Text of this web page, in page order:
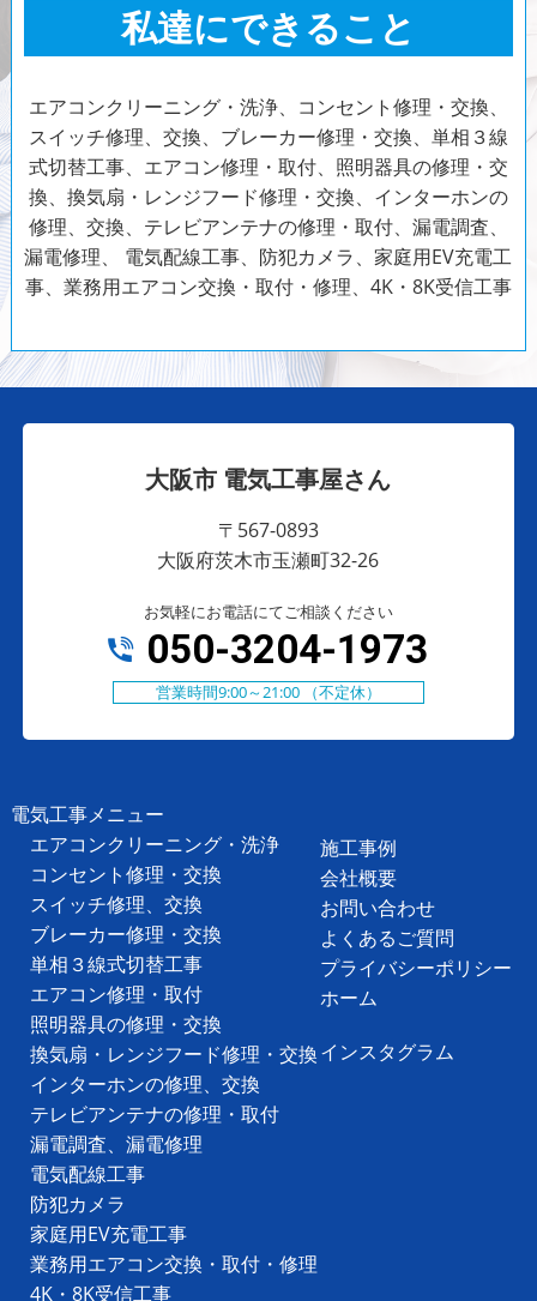
私達にできること
エアコンクリーニング・洗浄、コンセント修理・交換、
スイッチ修理、交換、ブレーカー修理・交換、単相３線
式切替工事、エアコン修理・取付、照明器具の修理・交
換、換気扇・レンジフード修理・交換、インターホンの
修理、交換、テレビアンテナの修理・取付、漏電調査、
漏電修理、 電気配線工事、防犯カメラ、家庭用EV充電工
事、業務用エアコン交換・取付・修理、4K・8K受信工事
大阪市 電気工事屋さん
〒567-0893
大阪府茨木市玉瀬町32-26
お気軽にお電話にてご相談ください
050-3204-1973
営業時間9:00～21:00 （不定休）
電気工事メニュー
エアコンクリーニング・洗浄
コンセント修理・交換
スイッチ修理、交換
ブレーカー修理・交換
単相３線式切替工事
エアコン修理・取付
照明器具の修理・交換
換気扇・レンジフード修理・交換
インターホンの修理、交換
テレビアンテナの修理・取付
漏電調査、漏電修理
電気配線工事
防犯カメラ
家庭用EV充電工事
業務用エアコン交換・取付・修理
4K・8K受信工事
施工事例
会社概要
お問い合わせ
よくあるご質問
プライバシーポリシー
ホーム
インスタグラム